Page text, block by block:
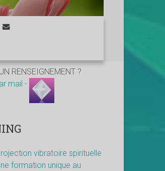
RENSEIGNEMENT ?
mail -
vibratoire spirituelle
formation unique au